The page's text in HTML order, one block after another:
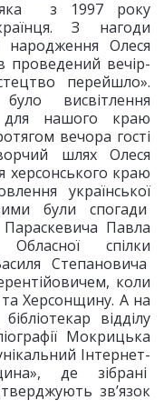
з 1997 року
З нагоди
народження Олеся
проведений вечір-
перейшло».
висвітлення
для нашого краю
вечора гості
шлях Олеся
херсонського краю
української
були спогади
Павла
спілки
Степановича
коли
Херсонщину. А на
відділу
Мокрицька
Інтернет-
де зібрані
зв’язок